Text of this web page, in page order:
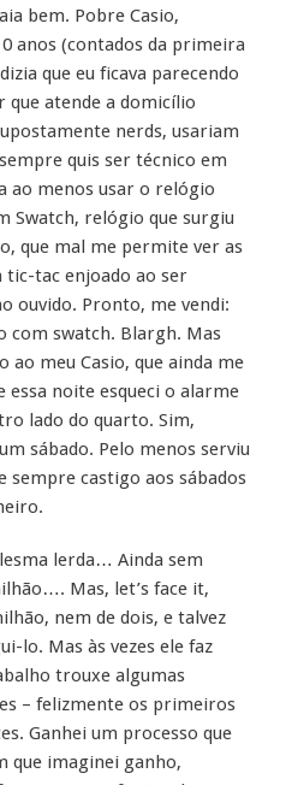
bem. Pobre Casio,
anos (contados da primeira
que eu ficava parecendo
que atende a domicílio
nerds, usariam
quis ser técnico em
menos usar o relógio
Swatch, relógio que surgiu
que mal me permite ver as
tic-tac enjoado ao ser
ouvido. Pronto, me vendi:
com swatch. Blargh. Mas
ao meu Casio, que ainda me
essa noite esqueci o alarme
lado do quarto. Sim,
sábado. Pelo menos serviu
sempre castigo aos sábados
lerda… Ainda sem
Mas, let’s face it,
nem de dois, e talvez
lo. Mas às vezes ele faz
trouxe algumas
– felizmente os primeiros
Ganhei um processo que
que imaginei ganho,